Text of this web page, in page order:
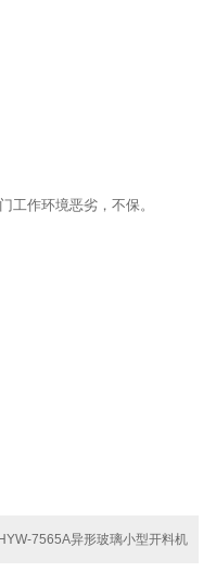
工作环境恶劣，不保。
HYW-7565A异形玻璃小型开料机